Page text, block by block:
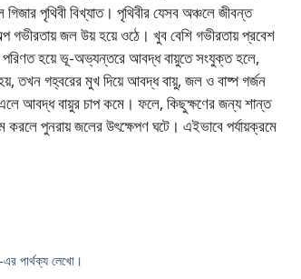
গিজার পৃথিবী বিখ্যাত। পৃথিবীর যেসব অঞ্চলে জীবন্ত
গভীরতায় জল উয় হয়ে ওঠে। খুব বেশি গভীরতায় প্রবেশ
হয়ে ভূ-অভ্যন্তরে আবদ্ধ বায়ুতে সংযুক্ত হলে,
তখন গহ্বরের মুখ দিয়ে আবদ্ধ বায়ু, জল ও বাষ্প গর্জন
এলে আবদ্ধ বায়ুর চাপ কমে। ফলে, কিছুক্ষণের জন্য শান্ত
করলে পুনরায় জলের উৎক্ষেপণ ঘটে। এইভাবে পর্যায়ক্রমে
পার্থক্য লেখাে।